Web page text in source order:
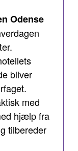
Odense
bliver
med
hjælp fra
tilbereder